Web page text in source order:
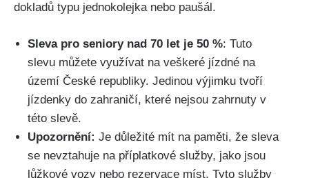
dokladů⁣ typu⁢ jednokolejka nebo paušál.
Sleva pro seniory nad 70‍ let je ⁤50 %: Tuto
slevu můžete využívat na veškeré jízdné na
území České‍ republiky. Jedinou výjimku tvoří
jízdenky do zahraničí, které nejsou zahrnuty ⁢v
této slevě.
Upozornění: Je důležité mít na paměti, že ‍sleva
se nevztahuje na příplatkové služby, jako jsou
lůžkové vozy nebo rezervace míst.⁢ Tyto ​služby⁣